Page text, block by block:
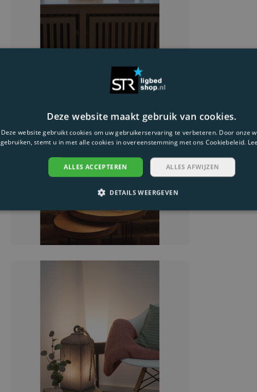
Deze website maakt gebruik van cookies.
Deze website gebruikt cookies om uw gebruikerservaring te verbeteren. Door onze
gebruiken, stemt u in met alle cookies in overeenstemming met ons Cookiebeleid.
ALLES ACCEPTEREN ALLES AFWIJZEN
DETAILS WEERGEVEN